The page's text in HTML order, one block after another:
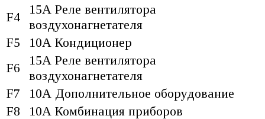
F4
15А Реле вентилятора
воздухонагнетателя
F5
10А Кондиционер
F6
15А Реле вентилятора
воздухонагнетателя
F7
10А Дополнительное оборудование
F8
10А Комбинация приборов